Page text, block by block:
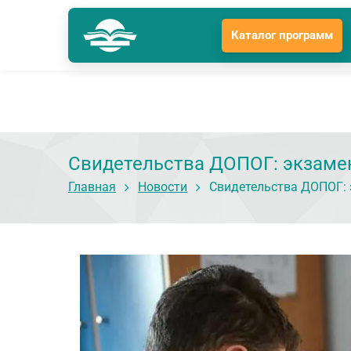
Краснодар
Подразделение: Краснодар
Каталог программ
Свидетельства ДОПОГ:
Главная Новости Свидетельства ДОПОГ: